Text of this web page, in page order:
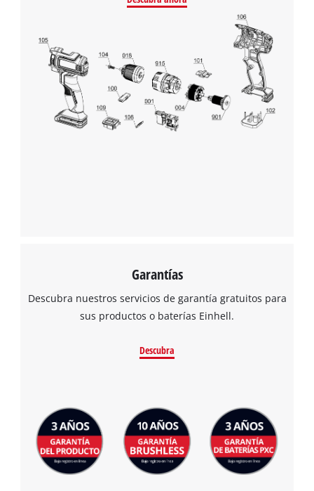
Garantías
Descubra nuestros servicios de garantía gratuitos para
sus productos o baterías Einhell.
Descubra